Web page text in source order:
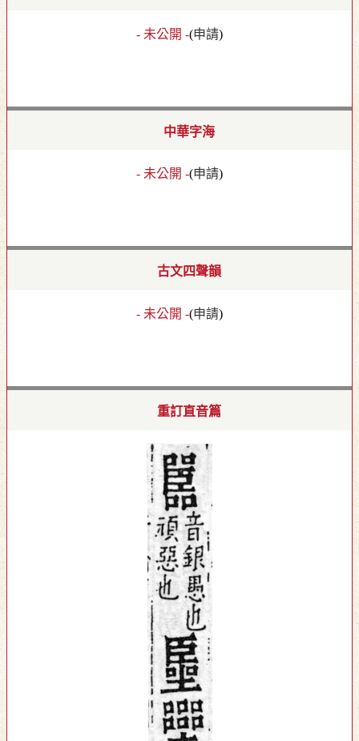
- 未公開 -(申請)
中華字海
- 未公開 -(申請)
古文四聲韻
- 未公開 -(申請)
重訂直音篇